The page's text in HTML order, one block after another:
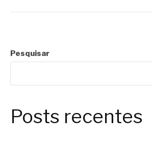
Pesquisar
Posts recentes